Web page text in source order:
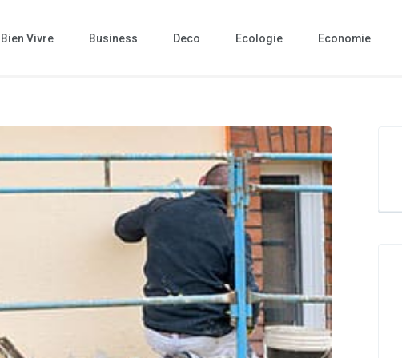
Bien Vivre Business Deco Ecologie Economie